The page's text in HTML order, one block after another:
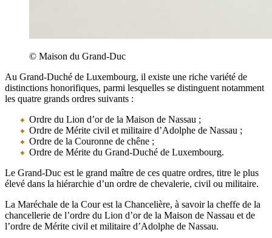
© Maison du Grand-Duc
Au Grand-Duché de Luxembourg, il existe une riche variété de
distinctions honorifiques, parmi lesquelles se distinguent notamment
les quatre grands ordres suivants :
Ordre du Lion d’or de la Maison de Nassau ;
Ordre de Mérite civil et militaire d’Adolphe de Nassau ;
Ordre de la Couronne de chêne ;
Ordre de Mérite du Grand-Duché de Luxembourg.
Le Grand-Duc est le grand maître de ces quatre ordres, titre le plus
élevé dans la hiérarchie d’un ordre de chevalerie, civil ou militaire.
La Maréchale de la Cour est la Chancelière, à savoir la cheffe de la
chancellerie de l’ordre du Lion d’or de la Maison de Nassau et de
l’ordre de Mérite civil et militaire d’Adolphe de Nassau.